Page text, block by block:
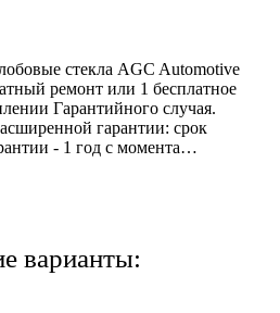
стекла AGC Automotive
ремонт или 1 бесплатное
Гарантийного случая.
гарантии: срок
- 1 год с момента…
варианты: